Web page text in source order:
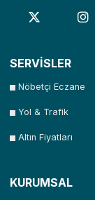
SERVİSLER
Nöbetçi Eczane
Yol & Trafik
Altın Fiyatları
KURUMSAL